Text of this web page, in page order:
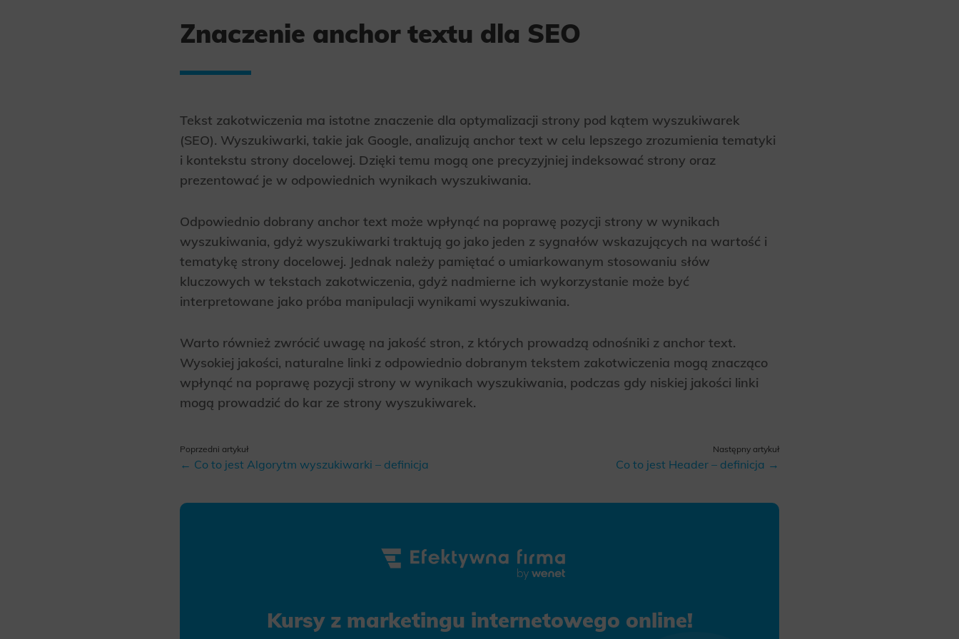
Scripts and data used to collect information to analyze site traffic and how users use the site, how they came to the site, and to
create aggregate demographic statistics about users. Analytical cookies and similar technologies allow us to measure the
effectiveness of actions taken and content presented.
demographic criteria. Also, third-party files that, in conjunction with files installed while browsing other websites, profile the user,
providing him or her with the marketing, advertising and retargeting content deemed most appropriate.
Znaczenie anchor textu dla SEO
Tekst zakotwiczenia ma istotne znaczenie dla optymalizacji strony pod kątem wyszukiwarek
(SEO). Wyszukiwarki, takie jak Google, analizują anchor text w celu lepszego zrozumienia tematyki
i kontekstu strony docelowej. Dzięki temu mogą one precyzyjniej indeksować strony oraz
prezentować je w odpowiednich wynikach wyszukiwania.
Odpowiednio dobrany anchor text może wpłynąć na poprawę pozycji strony w wynikach
wyszukiwania, gdyż wyszukiwarki traktują go jako jeden z sygnałów wskazujących na wartość i
tematykę strony docelowej. Jednak należy pamiętać o umiarkowanym stosowaniu słów
kluczowych w tekstach zakotwiczenia, gdyż nadmierne ich wykorzystanie może być
interpretowane jako próba manipulacji wynikami wyszukiwania.
Warto również zwrócić uwagę na jakość stron, z których prowadzą odnośniki z anchor text.
Wysokiej jakości, naturalne linki z odpowiednio dobranym tekstem zakotwiczenia mogą znacząco
wpłynąć na poprawę pozycji strony w wynikach wyszukiwania, podczas gdy niskiej jakości linki
mogą prowadzić do kar ze strony wyszukiwarek.
Poprzedni artykuł
← Co to jest Algorytm wyszukiwarki – definicja
Następny artykuł
Co to jest Header – definicja →
Kursy z marketingu internetowego online!